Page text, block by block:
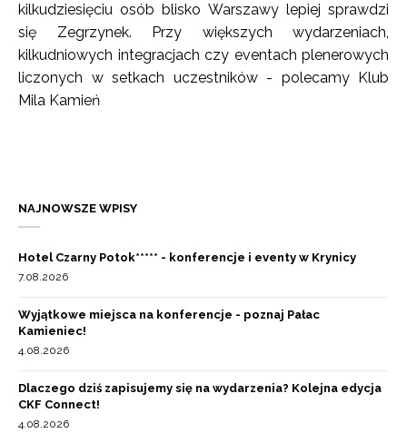
kilkudziesięciu osób blisko Warszawy lepiej sprawdzi
się Zegrzynek. Przy większych wydarzeniach,
kilkudniowych integracjach czy eventach plenerowych
liczonych w setkach uczestników - polecamy Klub
Mila Kamień
NAJNOWSZE WPISY
Hotel Czarny Potok***** - konferencje i eventy w Krynicy
7.08.2026
Wyjątkowe miejsca na konferencje - poznaj Pałac
Kamieniec!
4.08.2026
Dlaczego dziś zapisujemy się na wydarzenia? Kolejna edycja
CKF Connect!
4.08.2026